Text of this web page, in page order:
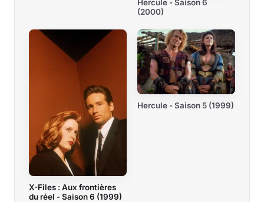
Hercule - Saison 6
(2000)
X-Files : Aux frontières
du réel - Saison 6 (1999)
Hercule - Saison 5 (1999)